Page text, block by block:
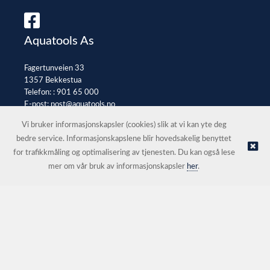
Aquatools As
Fagertunveien 33
1357 Bekkestua
Telefon: : 901 65 000
E-post:post@aquatools.no
© Aquatools As |Nettbutikk levert av Kréatif
Vi bruker informasjonskapsler (cookies) slik at vi kan yte deg
bedre service. Informasjonskapslene blir hovedsakelig benyttet
for trafikkmåling og optimalisering av tjenesten. Du kan også lese
mer om vår bruk av informasjonskapsler her.